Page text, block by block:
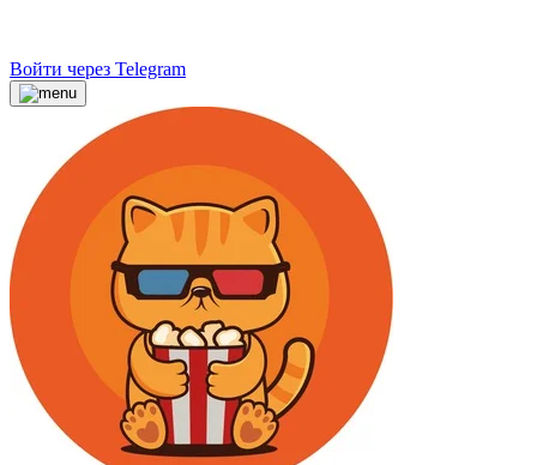
Войти через Telegram